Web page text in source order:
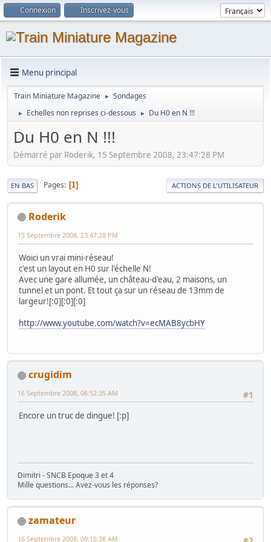
Connexion Inscrivez-vous
Menu principal
Train Miniature Magazine ► Sondages
► Echelles non reprises ci-dessous ► Du H0 en N !!!
Du H0 en N !!!
Démarré par Roderik, 15 Septembre 2008, 23:47:28 PM
EN BAS Pages 1 ACTIONS DE L'UTILISATEUR
Roderik
15 Septembre 2008, 23:47:28 PM
Woici un vrai mini-réseau!
c'est un layout en H0 sur l'échelle N!
Avec une gare allumée, un château-d'eau, 2 maisons, un
tunnel et un pont. Et tout ça sur un réseau de 13mm de
largeur![:0][:0][:0]
http://www.youtube.com/watch?v=ecMAB8ycbHY
crugidim
#1
16 Septembre 2008, 06:52:35 AM
Encore un truc de dingue! [:p]
Dimitri - SNCB Epoque 3 et 4
Mille questions... Avez-vous les réponses?
zamateur
16 Septembre 2008, 09:15:38 AM